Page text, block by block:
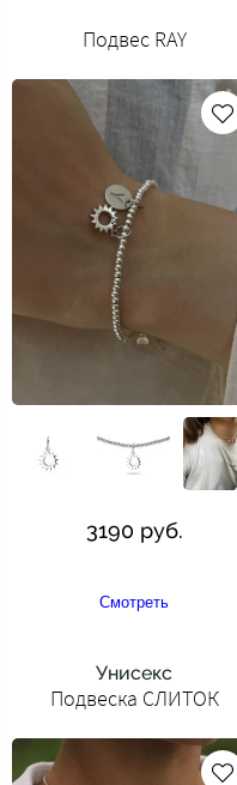
Подвес RAY
3190 руб.
Смотреть
Унисекс
Подвеска СЛИТОК